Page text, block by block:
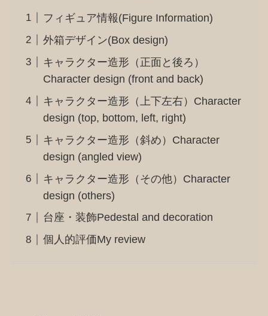
フィギュア情報(Figure Information)
外箱デザイン(Box design)
キャラクター造形（正面と後ろ）
Character design (front and back)
キャラクター造形（上下左右）Character
design (top, bottom, left, right)
キャラクター造形（斜め）Character
design (angled view)
キャラクター造形（その他）Character
design (others)
台座・装飾Pedestal and decoration
個人的評価My review